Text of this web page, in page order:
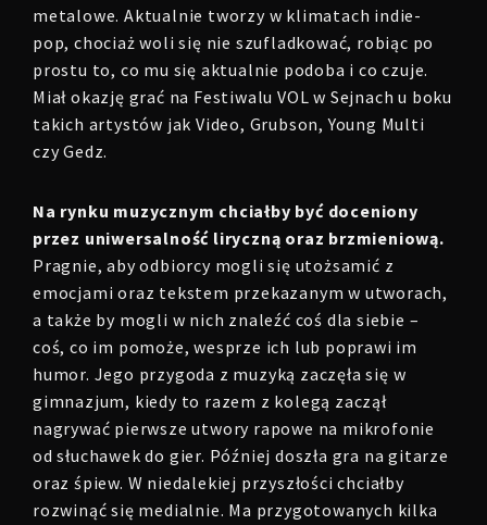
metalowe. Aktualnie tworzy w klimatach indie-
pop, chociaż woli się nie szufladkować, robiąc po
prostu to, co mu się aktualnie podoba i co czuje.
Miał okazję grać na Festiwalu VOL w Sejnach u boku
takich artystów jak Video, Grubson, Young Multi
czy Gedz.
Na rynku muzycznym chciałby być doceniony
przez uniwersalność liryczną oraz brzmieniową.
Pragnie, aby odbiorcy mogli się utożsamić z
emocjami oraz tekstem przekazanym w utworach,
a także by mogli w nich znaleźć coś dla siebie –
coś, co im pomoże, wesprze ich lub poprawi im
humor. Jego przygoda z muzyką zaczęła się w
gimnazjum, kiedy to razem z kolegą zaczął
nagrywać pierwsze utwory rapowe na mikrofonie
od słuchawek do gier. Później doszła gra na gitarze
oraz śpiew. W niedalekiej przyszłości chciałby
rozwinąć się medialnie. Ma przygotowanych kilka